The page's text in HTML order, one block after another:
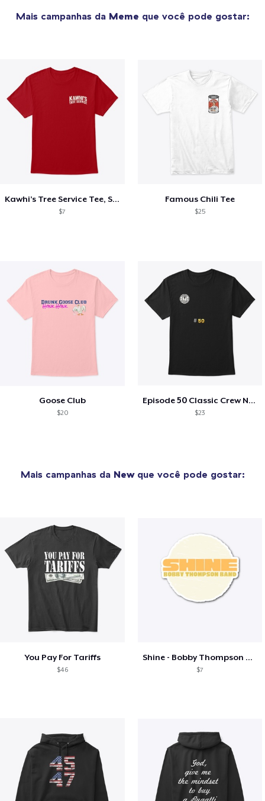
Mais campanhas da Meme que você pode gostar:
Kawhi’s Tree Service Tee, Shirts, Mug
$7
Famous Chili Tee
$25
Goose Club
$20
Episode 50 Classic Crew Neck T-Shirt
$23
Mais campanhas da Newque você pode gostar:
You Pay For Tariffs
$46
Shine - Bobby Thompson Band Merch
$7